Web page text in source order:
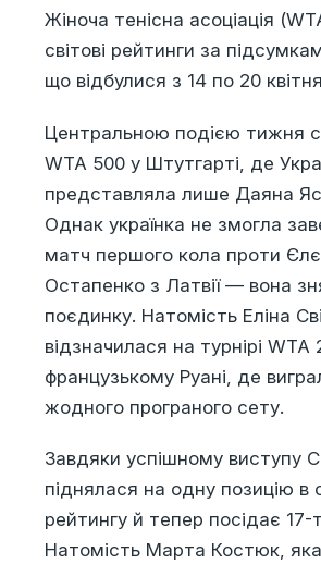
Жіноча тенісна асоціація
світові рейтинги за
що відбулися з 14 по 20
Центральною подією тижня
WTA 500 у Штутгарті, де
представляла лише Даяна
Однак українка не змогла
матч першого кола проти
Остапенко з Латвії — вона
поєдинку. Натомість Еліна
відзначилася на турнірі WTA
французькому Руані, де
жодного програного сету.
Завдяки успішному виступу
піднялася на одну позицію в
рейтингу й тепер посідає 17-
Натомість Марта Костюк,